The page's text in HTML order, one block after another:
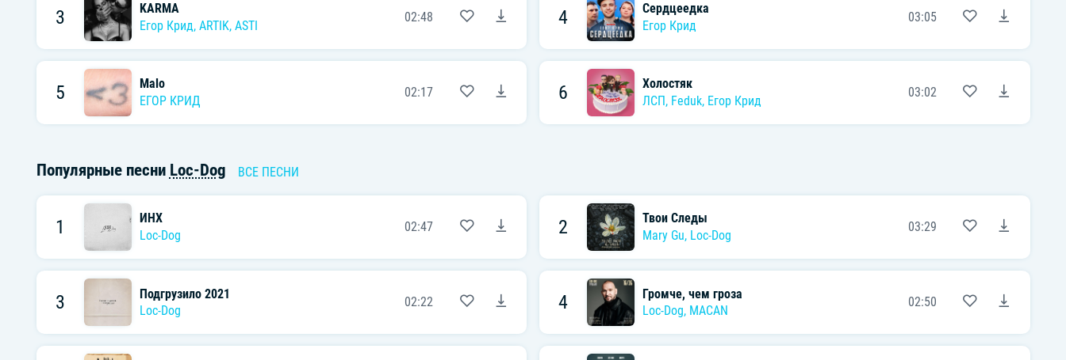
3
KARMA
Егор Крид, ARTIK, ASTI
02:48 4
Сердцеедка
Егор Крид
03:05
5
Malo
ЕГОР КРИД
02:17 6
Холостяк
ЛСП, Feduk, Егор Крид
03:02
Популярные песни Loc-Dog ВСЕ ПЕСНИ
1
ИНХ
Loc-Dog
02:47 2
Твои Следы
Mary Gu, Loc-Dog
03:29
3
Подгрузило 2021
Loc-Dog
02:22 4
Громче, чем гроза
Loc-Dog, MACAN
02:50